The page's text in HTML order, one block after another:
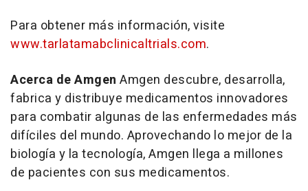
Para obtener más información, visite
www.tarlatamabclinicaltrials.com.
Acerca de Amgen Amgen descubre, desarrolla,
fabrica y distribuye medicamentos innovadores
para combatir algunas de las enfermedades más
difíciles del mundo. Aprovechando lo mejor de la
biología y la tecnología, Amgen llega a millones
de pacientes con sus medicamentos.